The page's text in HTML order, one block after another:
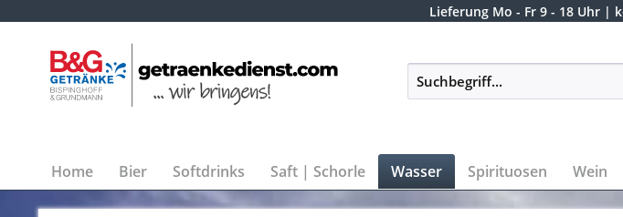
Lieferung Mo - Fr 9 - 18 Uhr |
Home Bier Softdrinks Saft | Schorle Wasser Spirituosen Wein